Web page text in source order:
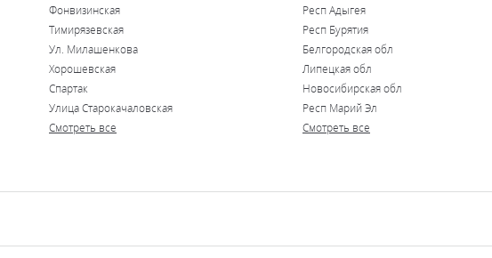
Фонвизинская
Тимирязевская
Ул. Милашенкова
Хорошевская
Спартак
Улица Старокачаловская
Смотреть все
Респ Адыгея
Респ Бурятия
Белгородская обл
Липецкая обл
Новосибирская обл
Респ Марий Эл
Смотреть все